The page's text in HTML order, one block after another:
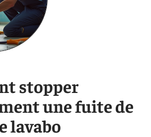
stopper
une fuite de
lavabo